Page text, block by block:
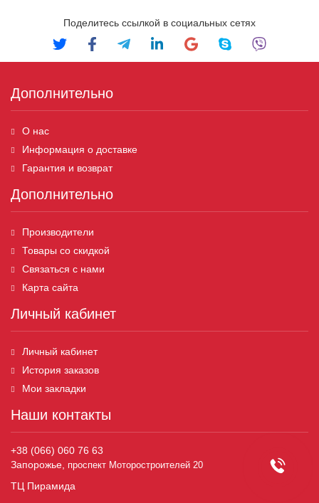
Поделитесь ссылкой в социальных сетях
Дополнительно
О нас
Информация о доставке
Гарантия и возврат
Дополнительно
Производители
Товары со скидкой
Связаться с нами
Карта сайта
Личный кабинет
Личный кабинет
История заказов
Мои закладки
Наши контакты
+38 (066) 060 76 63
Запорожье, проспект Моторостроителей 20
ТЦ Пирамида